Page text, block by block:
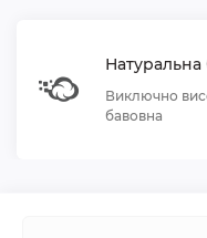
Виключно
бавовна